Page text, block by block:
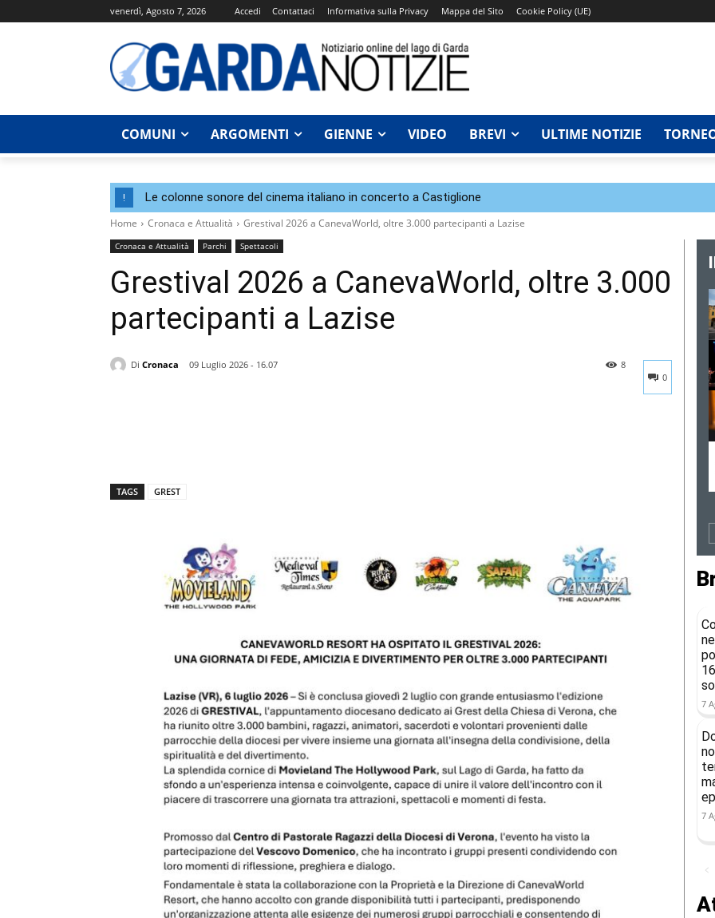
venerdì, Agosto 7, 2026 Accedi Contattaci Informativa sulla Privacy Mappa del Sito Cookie Policy (UE)
COMUNI ARGOMENTI GIENNE VIDEO BREVI ULTIME NOTIZIE
! Le colonne sonore del cinema italiano in concerto a Castiglione
Home Cronaca e Attualità Grestival 2026 a CanevaWorld, oltre 3.000 partecipanti a Lazise
Cronaca e Attualità Parchi Spettacoli
Grestival 2026 a CanevaWorld, oltre 3.000
partecipanti a Lazise
Di Cronaca
09 Luglio 2026 - 16.07
0
8
TAGS GREST
7
7